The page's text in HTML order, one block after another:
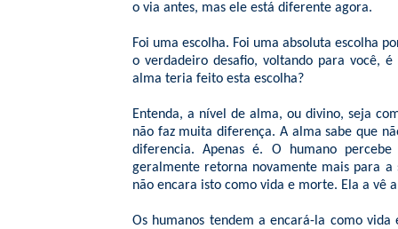
o via antes, mas ele está diferente agora.
Foi uma escolha. Foi uma absoluta escolha
o verdadeiro desafio, voltando para você,
alma teria feito esta escolha?
Entenda, a nível de alma, ou divino, seja
não faz muita diferença. A alma sabe que
diferencia. Apenas é. O humano
geralmente retorna novamente mais para
não encara isto como vida e morte. Ela a vê
Os humanos tendem a encará-la como